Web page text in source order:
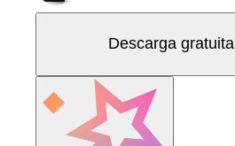
Descarga gratuita